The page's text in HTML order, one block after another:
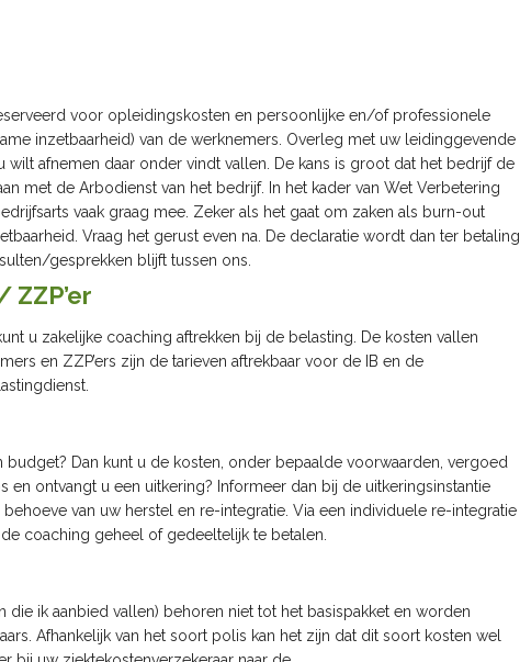
voor opleidingskosten en persoonlijke en/of professionele
inzetbaarheid) van de werknemers. Overleg met uw leidinggevende
afnemen daar onder vindt vallen. De kans is groot dat het bedrijf de
met de Arbodienst van het bedrijf. In het kader van Wet Verbetering
vaak graag mee. Zeker als het gaat om zaken als burn-out
Vraag het gerust even na. De declaratie wordt dan ter betaling
gesprekken blijft tussen ons.
u zakelijke coaching aftrekken bij de belasting. De kosten vallen
en ZZP’ers zijn de tarieven aftrekbaar voor de IB en de
Dan kunt u de kosten, onder bepaalde voorwaarden, vergoed
en ontvangt u een uitkering? Informeer dan bij de uitkeringsinstantie
van uw herstel en re-integratie. Via een individuele re-integratie
coaching geheel of gedeeltelijk te betalen.
ik aanbied vallen) behoren niet tot het basispakket en worden
Afhankelijk van het soort polis kan het zijn dat dit soort kosten wel